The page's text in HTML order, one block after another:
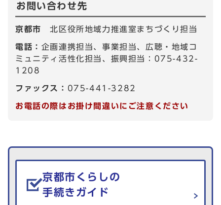
お問い合わせ先
京都市北区役所地域力推進室まちづくり担当
電話： 企画連携担当、事業担当、広聴・地域コ
ミュニティ活性化担当、振興担当：075-432-
1208
ファックス： 075-441-3282
お電話の際はお掛け間違いにご注意ください
生活情報を探す
京都市くらしの
手続きガイド